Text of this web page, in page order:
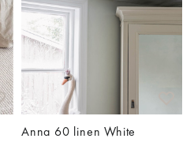
Anna 60 linen White